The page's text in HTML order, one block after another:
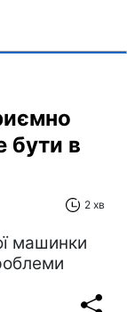
бути в
2 хв
машинки